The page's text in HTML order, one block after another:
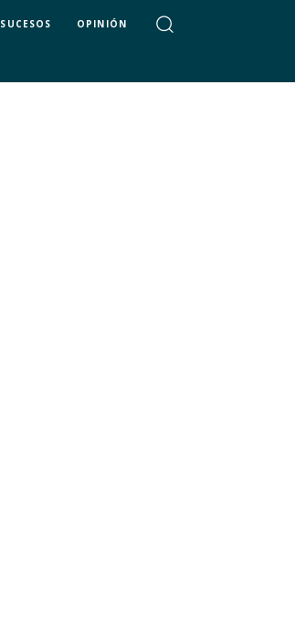
SUCESOS OPINIÓN